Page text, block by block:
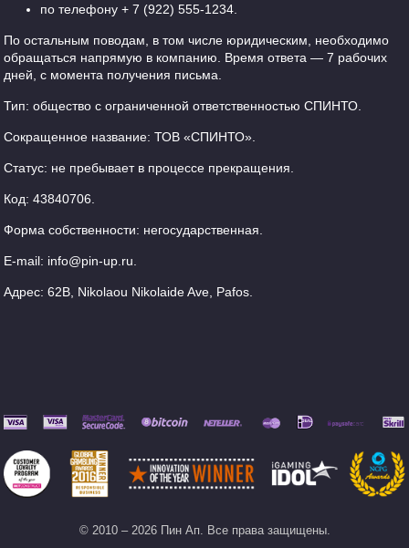
по телефону + 7 (922) 555-1234.
По остальным поводам, в том числе юридическим, необходимо
обращаться напрямую в компанию. Время ответа — 7 рабочих
дней, с момента получения письма.
Тип: общество с ограниченной ответственностью СПИНТО.
Сокращенное название: ТОВ «СПИНТО».
Статус: не пребывает в процессе прекращения.
Код: 43840706.
Форма собственности: негосударственная.
E-mail: info@pin-up.ru
Адрес: 62B, Nikolaou Nikolaide Ave, Pafos.
© 2010 – 2026 Пин Ап. Все права защищены.